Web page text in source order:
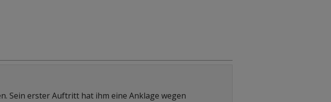
Sein erster Auftritt hat ihm eine Anklage wegen